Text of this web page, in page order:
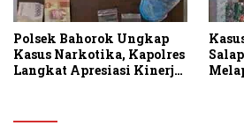
Polsek Bahorok Ungkap
Kasus Narkotika, Kapolres
Langkat Apresiasi Kinerja
Layanan 110